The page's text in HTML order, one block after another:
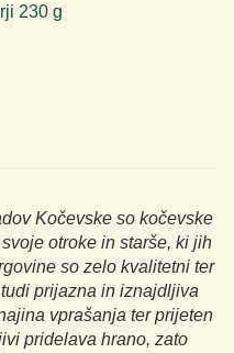
Kočevske so kočevske
otroke in starše, ki jih
so zelo kvalitetni ter
prijazna in iznajdljiva
vprašanja ter prijeten
pridelava hrano, zato
230 g